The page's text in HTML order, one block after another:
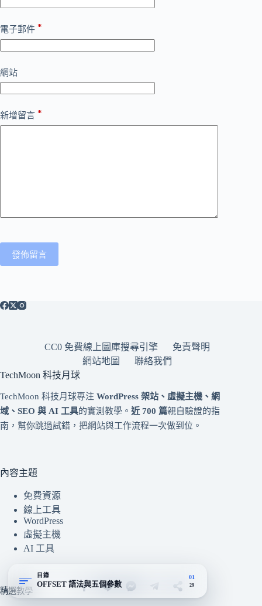
電子郵件 *
網站
新增留言 *
發佈留言
CC0 免費線上圖庫搜尋引擎
免責聲明
網站地圖
聯絡我們
TechMoon 科技月球
TechMoon 科技月球專注 WordPress 架站、虛擬主機、網
域、SEO 與 AI 工具的實測教學。 近 700 篇親自驗證的指
南，幫你跳過試錯，把網站與工作流程一次做到位。
內容主題
免費資源
線上工具
WordPress
虛擬主機
AI 工具
精選教學
目錄
OFFSET 語法與五個參數
01
29